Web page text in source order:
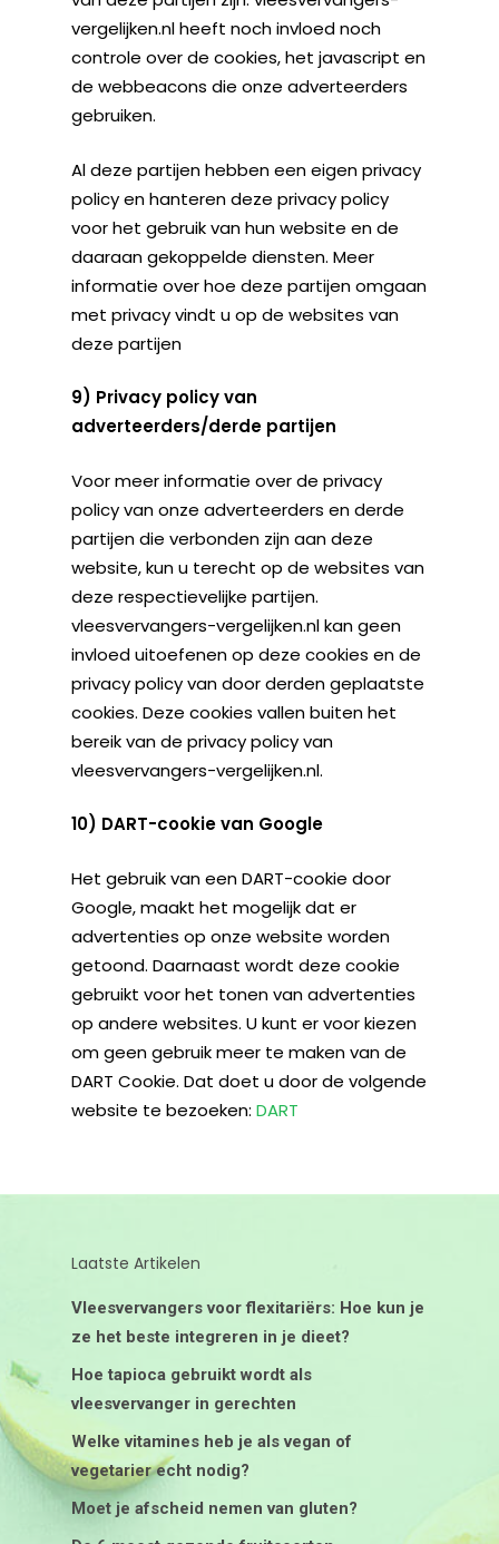
vergelijken.nl heeft noch invloed noch
controle over de cookies, het javascript en
de webbeacons die onze adverteerders
gebruiken.
Al deze partijen hebben een eigen privacy
policy en hanteren deze privacy policy
voor het gebruik van hun website en de
daaraan gekoppelde diensten. Meer
informatie over hoe deze partijen omgaan
met privacy vindt u op de websites van
deze partijen
9) Privacy policy van
adverteerders/derde partijen
Voor meer informatie over de privacy
policy van onze adverteerders en derde
partijen die verbonden zijn aan deze
website, kun u terecht op de websites van
deze respectievelijke partijen.
vleesvervangers-vergelijken.nl kan geen
invloed uitoefenen op deze cookies en de
privacy policy van door derden geplaatste
cookies. Deze cookies vallen buiten het
bereik van de privacy policy van
vleesvervangers-vergelijken.nl.
10) DART-cookie van Google
Het gebruik van een DART-cookie door
Google, maakt het mogelijk dat er
advertenties op onze website worden
getoond. Daarnaast wordt deze cookie
gebruikt voor het tonen van advertenties
op andere websites. U kunt er voor kiezen
om geen gebruik meer te maken van de
DART Cookie. Dat doet u door de volgende
website te bezoeken: DART
Laatste Artikelen
Vleesvervangers voor flexitariërs: Hoe kun je
ze het beste integreren in je dieet?
Hoe tapioca gebruikt wordt als
vleesvervanger in gerechten
Welke vitamines heb je als vegan of
vegetarier echt nodig?
Moet je afscheid nemen van gluten?